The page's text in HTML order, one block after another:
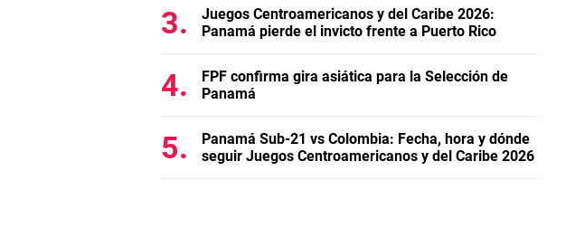
Juegos Centroamericanos y del Caribe 2026:
Panamá pierde el invicto frente a Puerto Rico
FPF confirma gira asiática para la Selección de
Panamá
Panamá Sub-21 vs Colombia: Fecha, hora y dónde
seguir Juegos Centroamericanos y del Caribe 2026